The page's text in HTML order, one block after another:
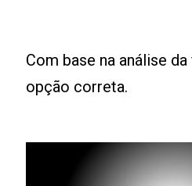
Com base na análise
opção correta.